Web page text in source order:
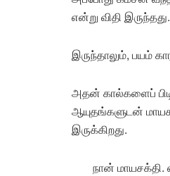
என்று விதி
இருந்தாலும், பயம்
அதன் கால்களைப்
ஆயுதங்களுடன்
இருக்கிறது.
நான்